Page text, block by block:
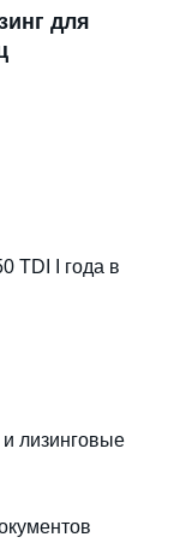
для
TDI I года в
лизинговые